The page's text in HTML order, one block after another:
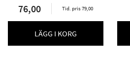
76,00 Tid. pris 79,00
LÄGG I KORG